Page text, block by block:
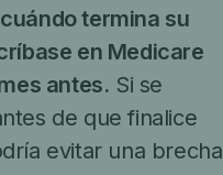
termina su
en Medicare
antes. Si se
de que finalice
evitar una brecha